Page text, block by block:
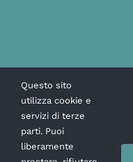
Questo sito
utilizza cookie e
servizi di terze
parti. Puoi
liberamente